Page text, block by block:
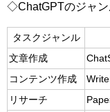
◇ChatGPTのジャン
タスクジャンル
文章作成
コンテンツ作成
リサーチ